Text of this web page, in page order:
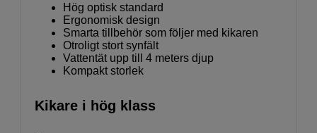
Hög optisk standard
Ergonomisk design
Smarta tillbehör som följer med kikaren
Otroligt stort synfält
Vattentät upp till 4 meters djup
Kompakt storlek
Kikare i hög klass